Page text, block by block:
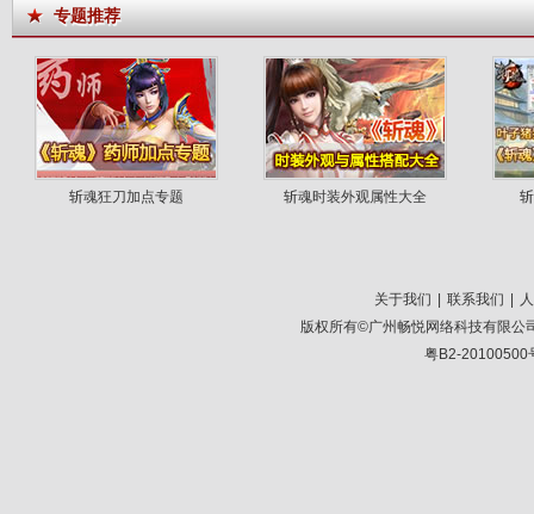
专题推荐
斩魂狂刀加点专题 斩魂时装外观属性大全
关于我们 联系我们
版权所有©广州畅悦网络科技有限
粤B2-20100500